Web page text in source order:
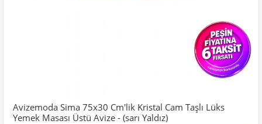
Avizemoda Sima 75x30 Cm'lik Kristal Cam Taşlı Lüks
Yemek Masası Üstü Avize - (sarı Yaldız)